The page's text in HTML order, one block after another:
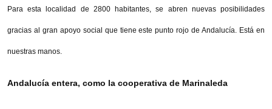
Para esta localidad de 2800 habitantes, se abren nuevas posibilidades
gracias al gran apoyo social que tiene este punto rojo de Andalucía. Está en
nuestras manos.
Andalucía entera, como la cooperativa de Marinaleda